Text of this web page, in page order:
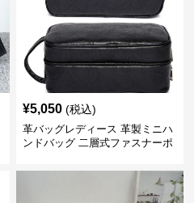
¥5,050 (税込)
革バッグレディース 革製ミニハ
ンドバッグ 二層式ファスナーポ